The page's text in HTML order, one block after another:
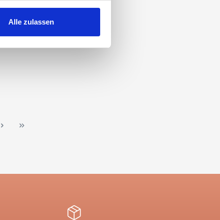
anbieten zu können
Verwendung unserer
Alle zulassen